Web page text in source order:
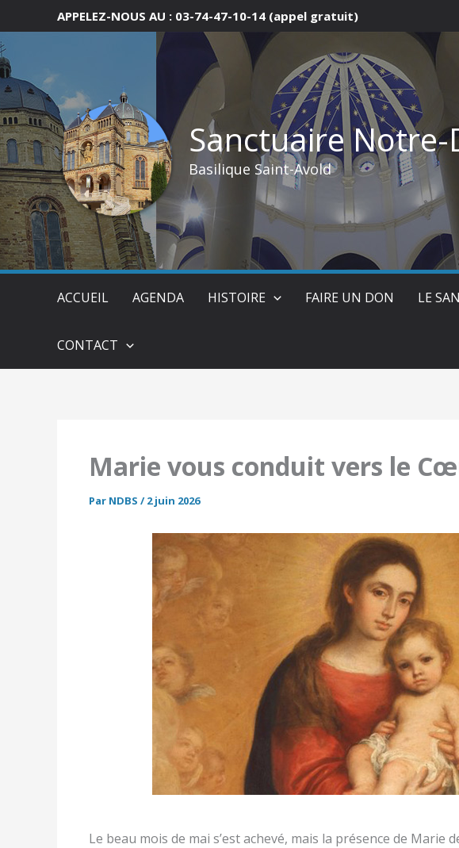
au
contenu
APPELEZ-NOUS AU : 03-74-47-10-14 (appel gratuit)
Sanctuaire
Basilique Saint-Avold
ACCUEIL AGENDA HISTOIRE FAIRE UN DON LE
CONTACT
Marie vous conduit vers le
Par NDBS /2 juin 2026
Le beau mois de mai s’est achevé, mais la présence de Marie